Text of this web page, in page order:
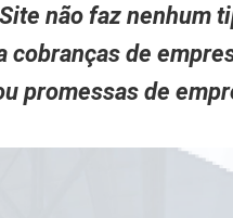
não faz nenhum
de
promessas de